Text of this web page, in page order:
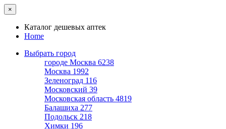
×
Каталог дешевых аптек
Home
Выбрать город
городе Москва 6238
Москва 1992
Зеленоград 116
Московский 39
Московская область 4819
Балашиха 277
Подольск 218
Химки 196